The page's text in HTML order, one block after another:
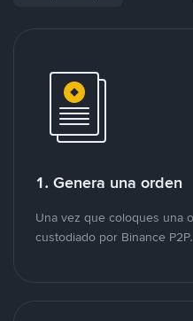
1. Genera una orden
Una vez que coloques una
custodiado por Binance P2P.